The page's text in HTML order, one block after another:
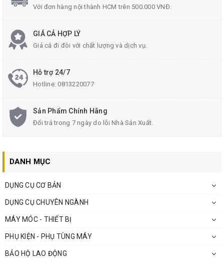
Với đơn hàng nội thành HCM trên 500.000 VNĐ.
GIÁ CẢ HỢP LÝ
Giá cả đi đôi với chất lượng và dịch vụ.
Hỗ trợ 24/7
Hotline:0813220077
Sản Phẩm Chính Hãng
Đổi trả trong 7 ngày do lỗi Nhà Sản Xuất.
DANH MỤC
DỤNG CỤ CƠ BẢN
DỤNG CỤ CHUYÊN NGÀNH
MÁY MÓC - THIẾT BỊ
PHỤ KIỆN - PHỤ TÙNG MÁY
BẢO HỘ LAO ĐỘNG